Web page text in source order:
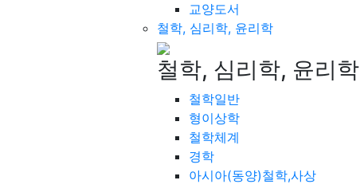
교양도서
철학, 심리학, 윤리학
철학, 심리학, 윤리학
철학일반
형이상학
철학체계
경학
아시아(동양)철학,사상